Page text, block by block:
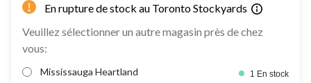
En rupture de stock au Toronto Stockyards
Veuillez sélectionner un autre magasin près de chez
vous:
Mississauga Heartland 1 En stock